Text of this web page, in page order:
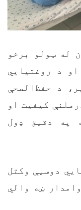
له ټولو برخو
د روغتیايي
د حفظ‌الصحې
کیفیت او
په دقیق ډول
دوسیې وکتل
ښه والي